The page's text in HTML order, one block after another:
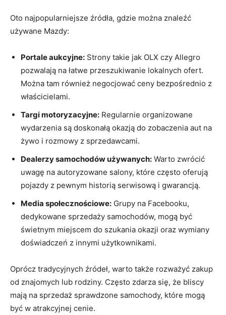
Oto najpopularniejsze źródła, gdzie można znaleźć
używane Mazdy:
Portale aukcyjne: Strony takie jak OLX czy Allegro
pozwalają na łatwe przeszukiwanie lokalnych ofert.
Można tam również negocjować ceny bezpośrednio z
właścicielami.
Targi motoryzacyjne: Regularnie organizowane
wydarzenia są doskonałą okazją do zobaczenia aut na
żywo i rozmowy z sprzedawcami.
Dealerzy samochodów używanych: Warto zwrócić
uwagę na autoryzowane salony, które często oferują
pojazdy z pewnym historią serwisową i gwarancją.
Media społecznościowe: Grupy na Facebooku,
dedykowane sprzedaży samochodów, mogą być
świetnym miejscem do szukania okazji oraz wymiany
doświadczeń z innymi użytkownikami.
Oprócz tradycyjnych źródeł, warto także rozważyć zakup
od znajomych lub rodziny. Często zdarza się, że bliscy
mają na sprzedaż sprawdzone samochody, które mogą
być w atrakcyjnej cenie.